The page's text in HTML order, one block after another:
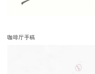
咖啡厅手稿